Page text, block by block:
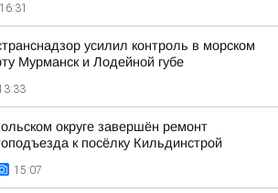
16:31
усилил контроль в морском
Мурманск и Лодейной губе
округе завершён ремонт
к посёлку Кильдинстрой
15:07